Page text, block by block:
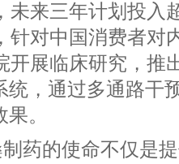
未来三年计划投入
针对中国消费者对
开展临床研究，推
统，通过多通路干
。
药的使命不仅是